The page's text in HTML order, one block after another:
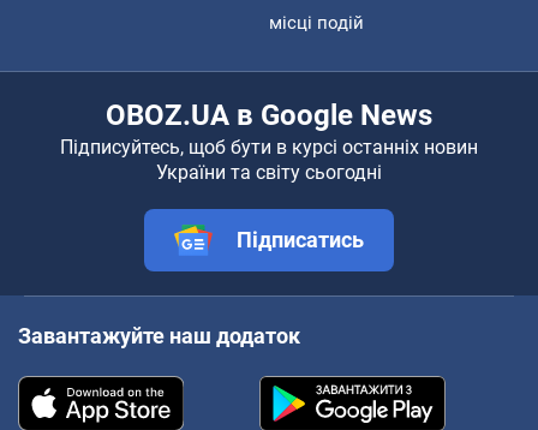
місці подій
OBOZ.UA в Google News
Підписуйтесь, щоб бути в курсі останніх новин
України та світу сьогодні
Підписатись
Завантажуйте наш додаток